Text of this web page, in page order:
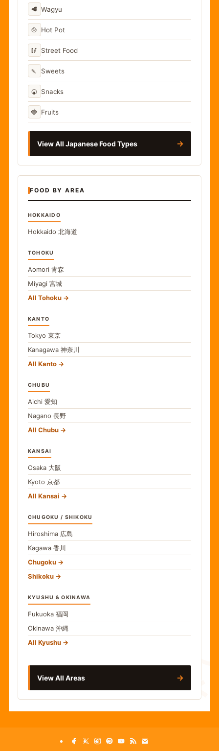
食
🥩 Wagyu
🍲 Hot Pot
🥢 Street Food
🍡 Sweets
🍘 Snacks
🍓 Fruits
View All Japanese Food Types →
FOOD BY AREA
HOKKAIDO
Hokkaido 北海道
TOHOKU
Aomori 青森
Miyagi 宮城
All Tohoku
KANTO
Tokyo 東京
Kanagawa 神奈川
All Kanto
CHUBU
Aichi 愛知
Nagano 長野
All Chubu
KANSAI
Osaka 大阪
Kyoto 京都
All Kansai
CHUGOKU / SHIKOKU
Hiroshima 広島
Kagawa 香川
Chugoku
Shikoku
KYUSHU & OKINAWA
Fukuoka 福岡
Okinawa 沖縄
All Kyushu
View All Areas →